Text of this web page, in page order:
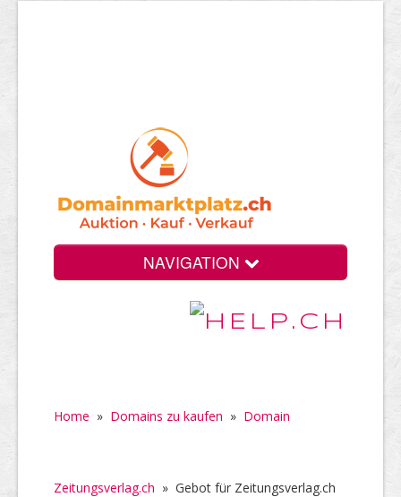
NAVIGATION
Home » Domains zu kaufen » Domain
Zeitungsverlag.ch » Gebot für Zeitungsverlag.ch